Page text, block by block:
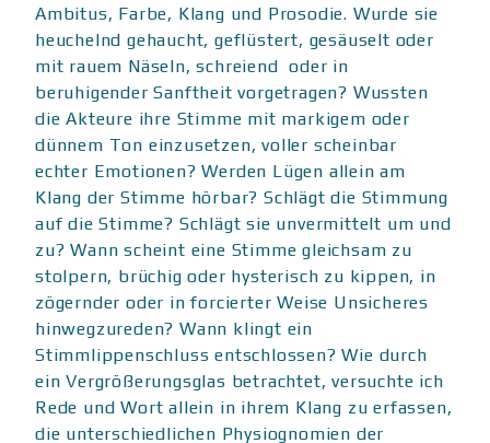
Ambitus, Farbe, Klang und Prosodie. Wurde sie
heuchelnd gehaucht, geflüstert, gesäuselt oder
mit rauem Näseln, schreiend oder in
beruhigender Sanftheit vorgetragen? Wussten
die Akteure ihre Stimme mit markigem oder
dünnem Ton einzusetzen, voller scheinbar
echter Emotionen? Werden Lügen allein am
Klang der Stimme hörbar? Schlägt die Stimmung
auf die Stimme? Schlägt sie unvermittelt um und
zu? Wann scheint eine Stimme gleichsam zu
stolpern, brüchig oder hysterisch zu kippen, in
zögernder oder in forcierter Weise Unsicheres
hinwegzureden? Wann klingt ein
Stimmlippenschluss entschlossen? Wie durch
ein Vergrößerungsglas betrachtet, versuchte ich
Rede und Wort allein in ihrem Klang zu erfassen,
die unterschiedlichen Physiognomien der